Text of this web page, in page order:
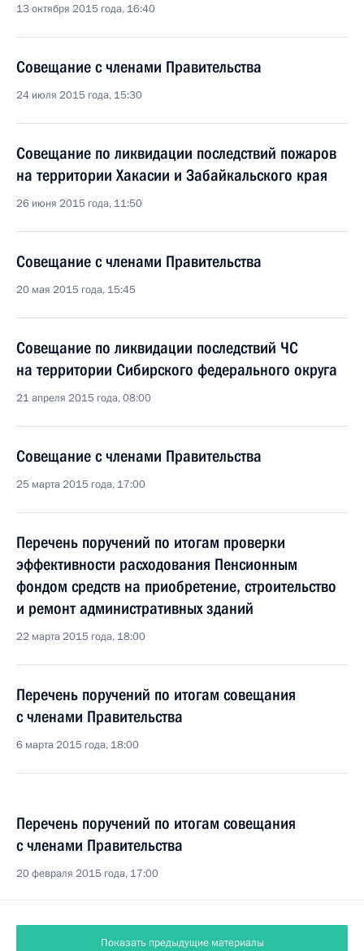
13 октября 2015 года, 16:40
Совещание с членами Правительства
24 июля 2015 года, 15:30
Совещание по ликвидации последствий пожаров
на территории Хакасии и Забайкальского края
26 июня 2015 года, 11:50
Совещание с членами Правительства
20 мая 2015 года, 15:45
Совещание по ликвидации последствий ЧС
на территории Сибирского федерального округа
21 апреля 2015 года, 08:00
Совещание с членами Правительства
25 марта 2015 года, 17:00
Перечень поручений по итогам проверки
эффективности расходования Пенсионным
фондом средств на приобретение, строительство
и ремонт административных зданий
22 марта 2015 года, 18:00
Перечень поручений по итогам совещания
с членами Правительства
6 марта 2015 года, 18:00
Перечень поручений по итогам совещания
с членами Правительства
20 февраля 2015 года, 17:00
Показать предыдущие материалы